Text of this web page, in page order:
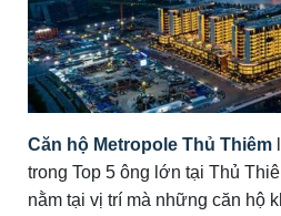
Căn hộ Metropole Thủ Thiêm
trong Top 5 ông lớn tại Thủ
nằm tại vị trí mà những căn hộ